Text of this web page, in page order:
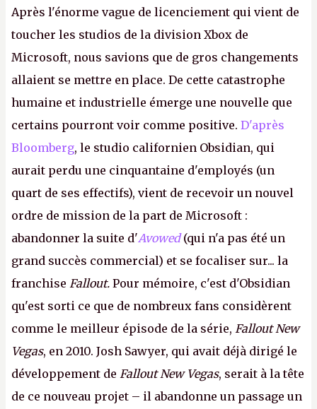
Après l'énorme vague de licenciement qui vient de
toucher les studios de la division Xbox de
Microsoft, nous savions que de gros changements
allaient se mettre en place. De cette catastrophe
humaine et industrielle émerge une nouvelle que
certains pourront voir comme positive. D'après
Bloomberg, le studio californien Obsidian, qui
aurait perdu une cinquantaine d'employés (un
quart de ses effectifs), vient de recevoir un nouvel
ordre de mission de la part de Microsoft :
abandonner la suite d'Avowed(qui n'a pas été un
grand succès commercial) et se focaliser sur... la
franchise Fallout. Pour mémoire, c'est d'Obsidian
qu'est sorti ce que de nombreux fans considèrent
comme le meilleur épisode de la série, Fallout New
Vegas, en 2010. Josh Sawyer, qui avait déjà dirigé le
développement de Fallout New Vegas, serait à la tête
de ce nouveau projet – il abandonne un passage un